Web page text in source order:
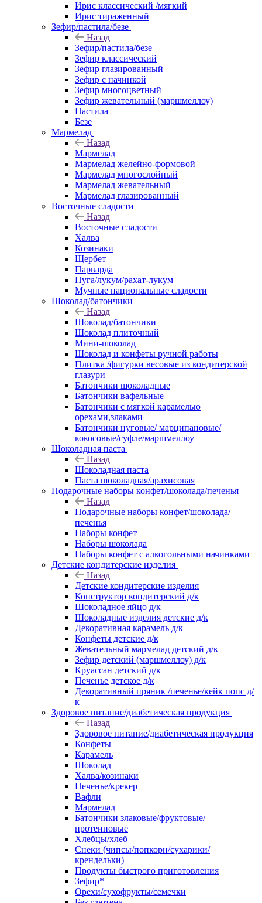
Ирис классический /мягкий
Ирис тираженный
Зефир/пастила/безе
Назад
Зефир/пастила/безе
Зефир классический
Зефир глазированный
Зефир с начинкой
Зефир многоцветный
Зефир жевательный (маршмеллоу)
Пастила
Безе
Мармелад
Назад
Мармелад
Мармелад желейно-формовой
Мармелад многослойный
Мармелад жевательный
Мармелад глазированный
Восточные сладости
Назад
Восточные сладости
Халва
Козинаки
Щербет
Парварда
Нуга/лукум/рахат-лукум
Мучные национальные сладости
Шоколад/батончики
Назад
Шоколад/батончики
Шоколад плиточный
Мини-шоколад
Шоколад и конфеты ручной работы
Плитка /фигурки весовые из кондитерской
глазури
Батончики шоколадные
Батончики вафельные
Батончики с мягкой карамелью
орехами,злаками
Батончики нуговые/ марципановые/
кокосовые/суфле/маршмеллоу
Шоколадная паста
Назад
Шоколадная паста
Паста шоколадная/арахисовая
Подарочные наборы конфет/шоколада/печенья
Назад
Подарочные наборы конфет/шоколада/
печенья
Наборы конфет
Наборы шоколада
Наборы конфет с алкогольными начинками
Детские кондитерские изделия
Назад
Детские кондитерские изделия
Конструктор кондитерский д/к
Шоколадное яйцо д/к
Шоколадные изделия детские д/к
Декоративная карамель д/к
Конфеты детские д/к
Жевательный мармелад детский д/к
Зефир детский (маршмеллоу) д/к
Круассан детский д/к
Печенье детское д/к
Декоративный пряник /печенье/кейк попс д/
к
Здоровое питание/диабетическая продукция
Назад
Здоровое питание/диабетическая продукция
Конфеты
Карамель
Шоколад
Халва/козинаки
Печенье/крекер
Вафли
Мармелад
Батончики злаковые/фруктовые/
протеиновые
Хлебцы/хлеб
Снеки (чипсы/попкорн/сухарики/
крендельки)
Продукты быстрого приготовления
Зефир*
Орехи/сухофрукты/семечки